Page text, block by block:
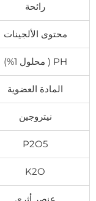
رائحة
محتوى الألجينات
PH ( محلول 1%)
المادة العضوية
نيتروجين
P2O5
K2O